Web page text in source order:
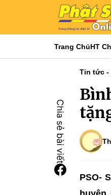
Trang ChủHT
Tin tức -
PSO-